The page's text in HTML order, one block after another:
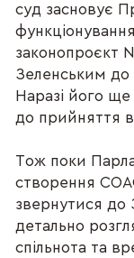
суд засновує
законопроєкт
Зеленським до
Наразі його
до прийняття
Тож поки
створення
звернутися до
детально
спільнота та